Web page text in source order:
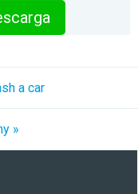
a car
»